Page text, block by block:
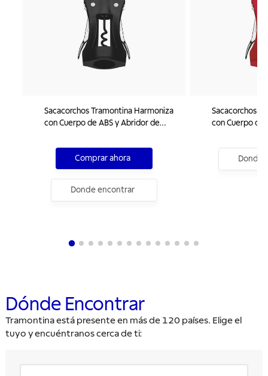
Sacacorchos Tramontina Harmoniza
con Cuerpo de ABS y Abridor de
Comprar ahora
Donde encontrar
Sacacorchos
con Cuerpo de
Donde
Dónde Encontrar
Tramontina está presente en más de 120 países. Elige el
tuyo y encuéntranos cerca de ti: